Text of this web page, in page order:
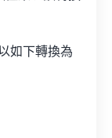
如下轉換為